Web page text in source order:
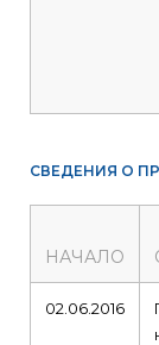
СВЕДЕНИЯ О
НАЧАЛО
02.06.2016